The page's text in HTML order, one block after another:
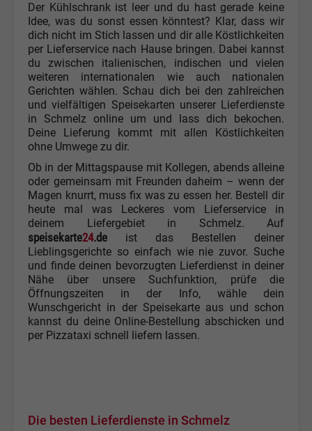
Der Kühlschrank ist leer und du hast gerade keine
Idee, was du sonst essen könntest? Klar, dass wir
dich nicht im Stich lassen und dir alle Köstlichkeiten
per Lieferservice nach Hause bringen. Dabei kannst
du zwischen italienischen, indischen und vielen
weiteren internationalen wie auch nationalen
Gerichten wählen. Schau dich bei den zahlreichen
und vielfältigen Speisekarten unserer Lieferdienste
in Schmelz online um und lass dich bekochen.
Deine Lieferung kommt mit allen Köstlichkeiten
ohne Umwege zu dir.
Ob in der Mittagspause mit Kollegen, abends alleine
oder gemeinsam mit Freunden daheim – wenn der
Magen knurrt, muss fix was zu essen her. Bestell dir
heute mal was Leckeres vom Lieferservice in
deinem Liefergebiet in Schmelz. Auf
speisekarte24.de ist das Bestellen deiner
Lieblingsgerichte so einfach wie nie zuvor. Suche
und finde deinen bevorzugten Lieferdienst in deiner
Nähe über unsere Suchfunktion, prüfe die
Öffnungszeiten in der Info, wähle dein
Wunschgericht in der Speisekarte aus und schon
kannst du deine Online-Bestellung abschicken und
per Pizzataxi schnell liefern lassen.
Die besten Lieferdienste in Schmelz